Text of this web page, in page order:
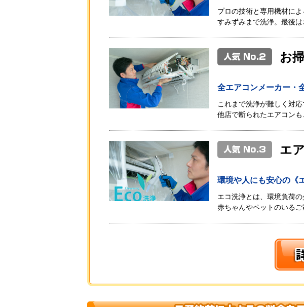
プロの技術と専用機材に
すみずみまで洗浄。最後は
お
全エアコンメーカー・
これまで洗浄が難しく対
他店で断られたエアコンも
エ
環境や人にも安心の《
エコ洗浄とは、環境負荷
赤ちゃんやペットのいるご